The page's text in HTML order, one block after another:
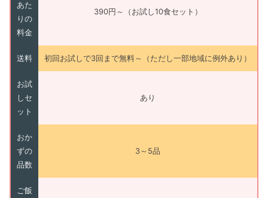
あた
りの
料金
390円～（お試し10食セット）
送料 初回お試しで3回まで無料～（ただし一部地域に例外あり）
お試
しセ
ット
あり
おか
ずの
品数
3～5品
ご飯